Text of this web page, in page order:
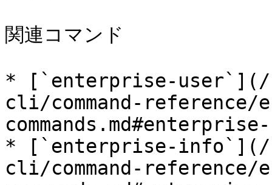
関連コマンド
* [`enterprise-user`](/
cli/command-reference/
* [`enterprise-info`](/
cli/command-reference/